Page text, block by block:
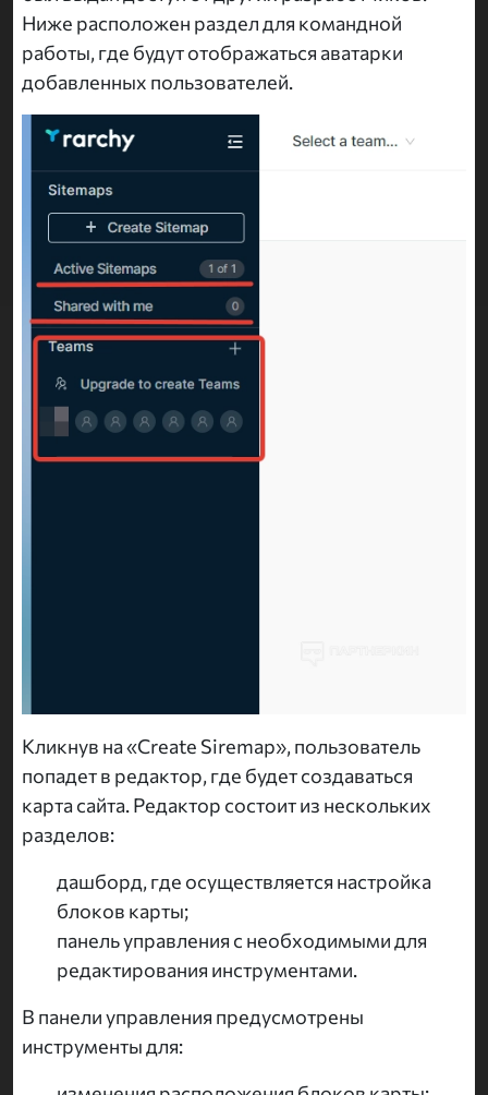
Ниже расположен раздел для командной
работы, где будут отображаться аватарки
добавленных пользователей.
Кликнув на «Create Siremap», пользователь
попадет в редактор, где будет создаваться
карта сайта. Редактор состоит из нескольких
разделов:
дашборд, где осуществляется настройка
блоков карты;
панель управления с необходимыми для
редактирования инструментами.
В панели управления предусмотрены
инструменты для: